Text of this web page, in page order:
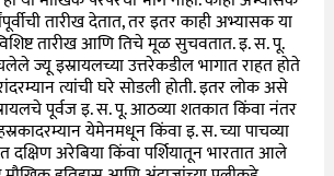
तारीख देतात, तर इतर काही अभ्यासक या
तारीख आणि तिचे मूळ सुचवतात. इ. स. पू.
ज्यू इस्रायलच्या उत्तरेकडील भागात राहत होते
त्यांची घरे सोडली होती. इतर लोक असे
पूर्वज इ. स. पू. आठव्या शतकात किंवा नंतर
येमेनमधून किंवा इ. स. च्या पाचव्या
दक्षिण अरेबिया किंवा पर्शियातून भारतात आले